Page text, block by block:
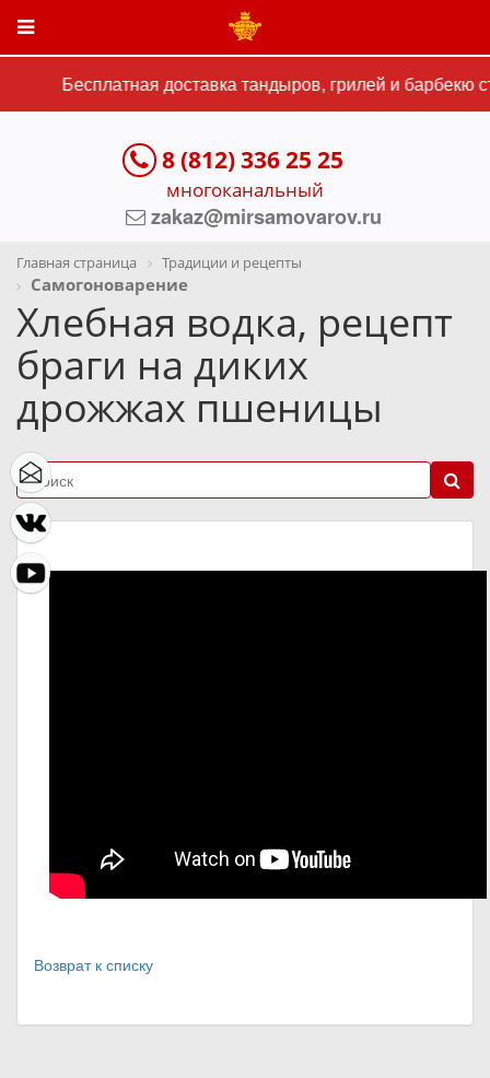
Бесплатная доставка тандыров, грилей и барбекю
8 (812) 336 25 25
многоканальный
zakaz@mirsamovarov.ru
Главная страница Традиции и рецепты
Самогоноварение
Хлебная водка, рецепт
браги на диких
дрожжах пшеницы
Возврат к списку